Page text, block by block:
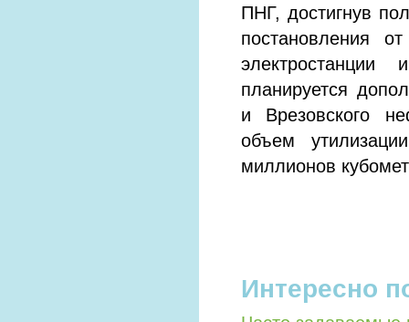
ПНГ, достигнув
постановления
электростанции
планируется
и Врезовского
объем
миллионов
Интересно